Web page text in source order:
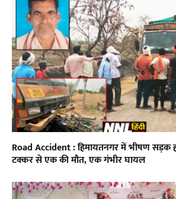
Road Accident : हिमायतनगर में भीषण सड़क
टक्कर से एक की मौत, एक गंभीर घायल